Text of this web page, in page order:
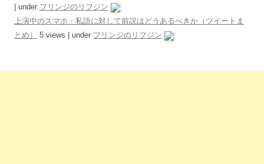
under フリンジのリフジン
上演中のスマホ・私語に対して前説はどうあるべきか（ツイートま
とめ）
5 views under フリンジのリフジン